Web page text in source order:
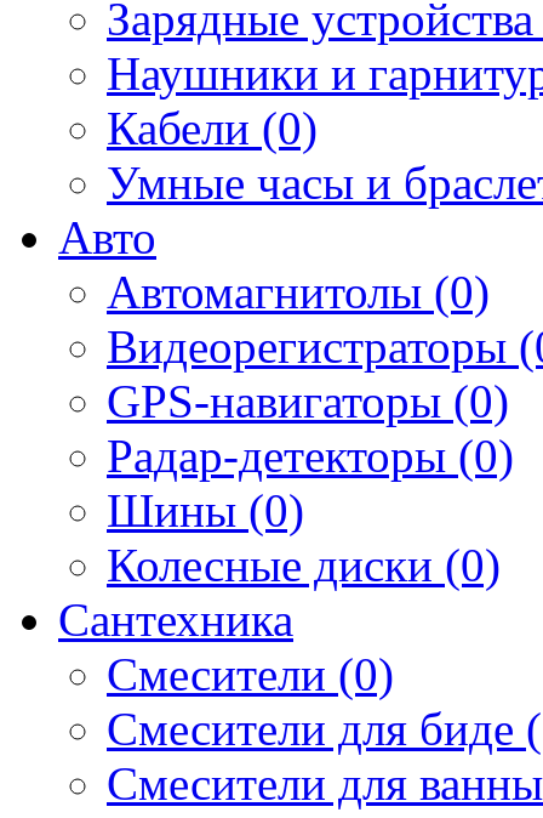
Зарядные
Наушники и
Кабели (0)
Умные часы и
Авто
Автомагнитолы (0)
Видеорегистраторы
GPS-навигаторы (0)
Радар-детекторы (0)
Шины (0)
Колесные диски (0)
Сантехника
Смесители (0)
Смесители для биде
Смесители для